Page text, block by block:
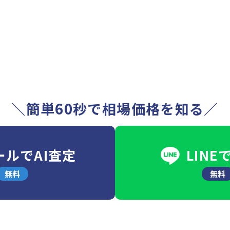
＼簡単60秒で相場価格を知る／
ルでAI査定
無料
LINE
無料